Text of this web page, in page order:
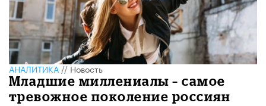
АНАЛИТИКА//Новость
Младшие миллениалы – самое
тревожное поколение россиян